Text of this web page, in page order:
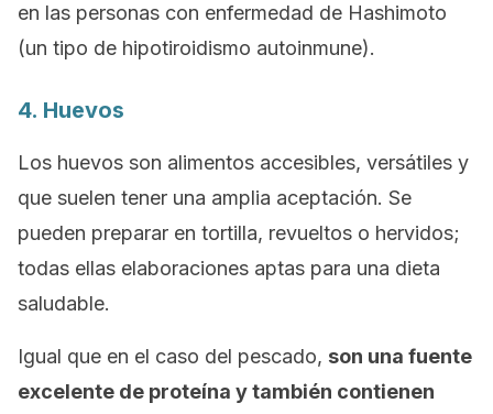
en las personas con enfermedad de Hashimoto
(un tipo de hipotiroidismo autoinmune).
4. Huevos
Los huevos son alimentos accesibles, versátiles y
que suelen tener una amplia aceptación. Se
pueden preparar en tortilla, revueltos o hervidos;
todas ellas elaboraciones aptas para una dieta
saludable.
Igual que en el caso del pescado, son una fuente
excelente de proteína y también contienen